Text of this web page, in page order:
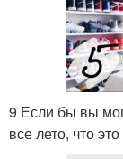
9 Если бы вы
все лето, что